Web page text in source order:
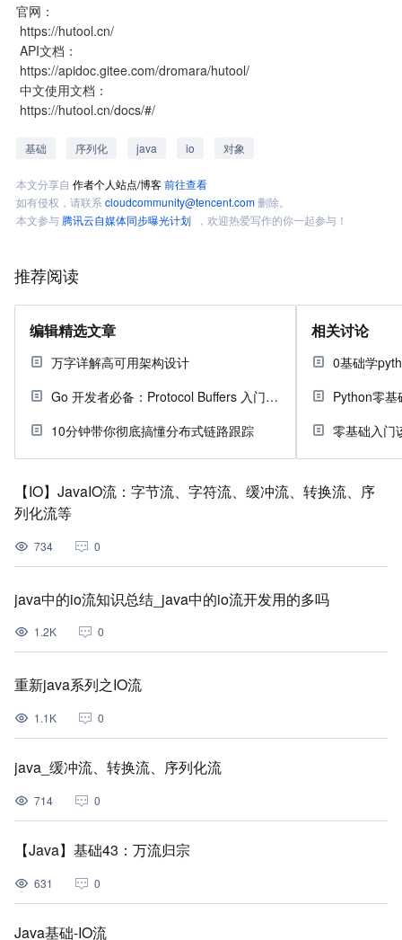
官网：
https://hutool.cn/docs/#/
基础 序列化 java io 对象
本文分享自 作者个人站点/博客前往查看
如有侵权，请联系 cloudcommunity@tencent.com删除。
本文参与 腾讯云自媒体同步曝光计划 ，欢迎热爱写作的你一起参与！
推荐阅读
编辑精选文章
万字详解高可用架构设计
Go 开发者必备：Protocol Buffers 入门指南
10分钟带你彻底搞懂分布式链路跟踪
相关讨论
0基础学
Python零
零基础入门
【IO】JavaIO流：字节流、字符流、缓冲流、转换流、序
列化流等
734 0
java中的io流知识总结_java中的io流开发用的多吗
1.2K 0
重新java系列之IO流
1.1K 0
java_缓冲流、转换流、序列化流
714 0
【Java】基础43：万流归宗
631 0
Java基础-IO流